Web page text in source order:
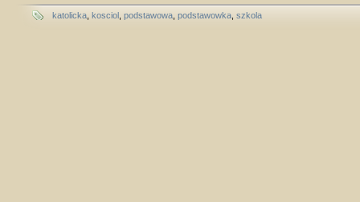
katolicka kosciol podstawowa podstawowka szkola